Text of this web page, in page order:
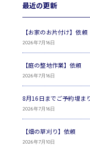
最近の更新
【お家のお片付け】依頼
2026年7月16日
【庭の整地作業】依頼
2026年7月16日
8月16日までご予約埋ま
2026年7月16日
【畑の草刈り】依頼
2026年7月10日